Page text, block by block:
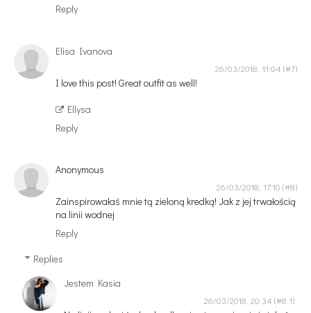
Reply
Elisa Ivanova
26/03/2018, 11:04
I love this post! Great outfit as well!
Ellysa
Reply
Anonymous
26/03/2018, 17:10
Zainspirowałaś mnie tą zieloną kredką! Jak z jej trwałością
na linii wodnej
Reply
Replies
Jestem Kasia
26/03/2018, 20:34